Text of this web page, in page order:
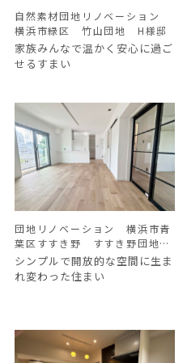
自然素材団地リノベーション
横浜市緑区 竹山団地 H様邸
家族みんなで温かく安心に過ご
せるすまい
団地リノベーション 横浜市青
葉区すすき野 すすき野団地
M様邸
シンプルで開放的な空間に生ま
れ変わった住まい